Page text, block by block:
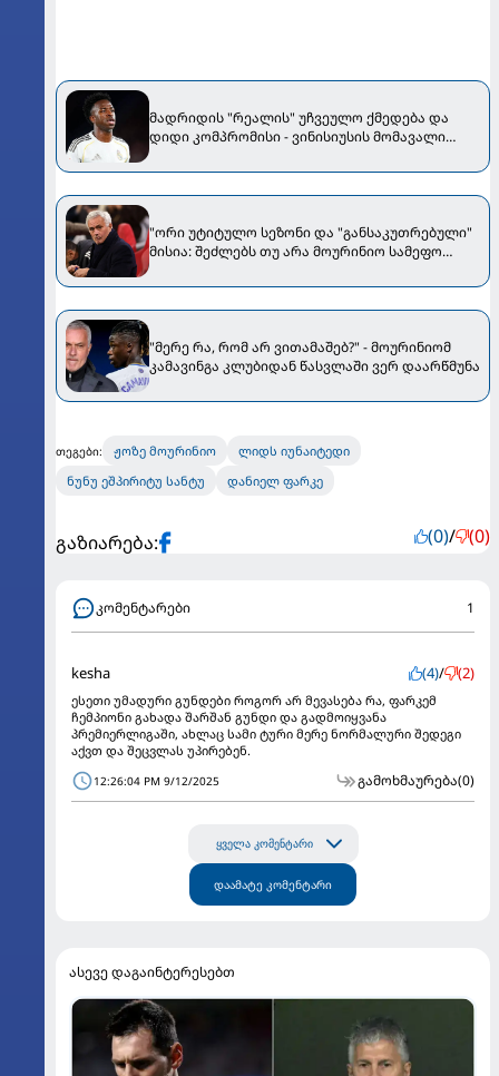
მადრიდის "რეალის" უჩვეულო ქმედება და
დიდი კომპრომისი - ვინისიუსის მომავალი
"ორი უტიტულო სეზონი და "განსაკუთრებული"
მისია: შეძლებს თუ არა მოურინიო სამეფო
"მერე რა, რომ არ ვითამაშებ?" - მოურინიომ
კამავინგა კლუბიდან წასვლაში ვერ დაარწმუნა
თეგები: ჟოზე მოურინიო
ლიდს იუნაიტედი
ნუნუ ეშპირიტუ სანტუ
დანიელ ფარკე
გაზიარება: (0)/ (0)
კომენტარები 1
kesha (4)/ (2)
ესეთი უმადური გუნდები როგორ არ მევასება რა, ფარკემ
ჩემპიონი გახადა შარშან გუნდი და გადმოიყვანა
პრემიერლიგაში, ახლაც სამი ტური მერე ნორმალური შედეგი
აქვთ და შეცვლას უპირებენ.
12:26:04 PM 9/12/2025 გამოხმაურება(0)
ყველა კომენტარი
დაამატე კომენტარი
ასევე დაგაინტერესებთ